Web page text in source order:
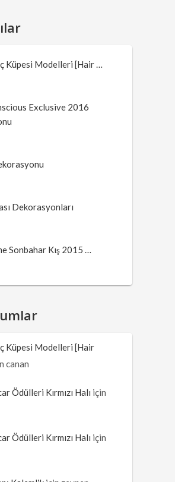
Küpesi Modelleri [Hair …
Exclusive 2016
Dekorasyonları
Sonbahar Kış 2015 …
Küpesi Modelleri [Hair
canan
Ödülleri Kırmızı Halı için
Ödülleri Kırmızı Halı için